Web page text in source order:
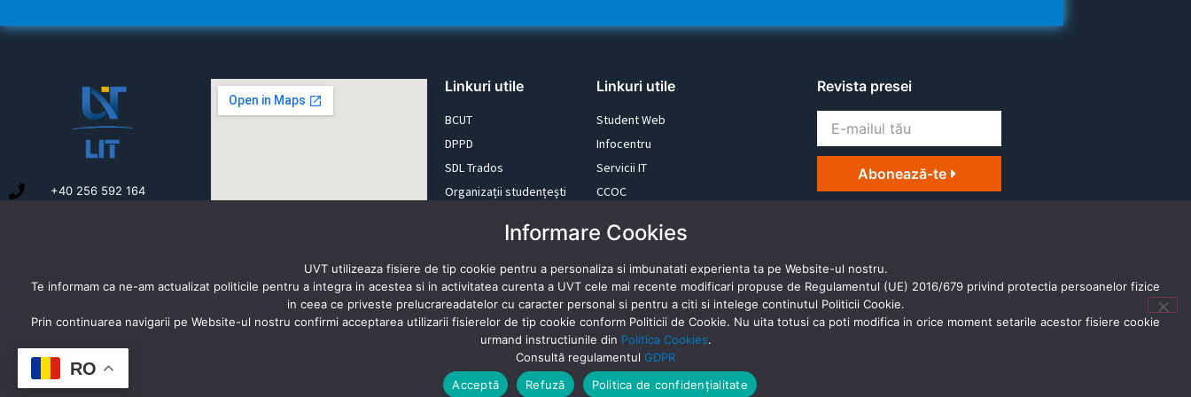
+40 256 592 164
România
Linkuri utile
BCUT
DPPD
SDL Trados
Organizații studențești
Fundația UVT
Newsletter
Linkuri utile
Student Web
Infocentru
Servicii IT
CCOC
E-learning
Resurse Online
Revista presei
Abonează-te
© Universitatea de Vest din Timișoara 2024 SitemapPolitica cookies a UVTPolitica de confidențialitate
RO
Informare Cookies
UVT utilizeaza fisiere de tip cookie pentru a personaliza si imbunatati experienta ta pe Website-ul nostru.
Te informam ca ne-am actualizat politicile pentru a integra in acestea si in activitatea curenta a UVT cele mai recente modificari propuse de Regulamentul (UE) 2016/679 privind protectia persoanelor fizice
in ceea ce priveste prelucrareadatelor cu caracter personal si pentru a citi si intelege continutul Politicii Cookie.
Prin continuarea navigarii pe Website-ul nostru confirmi acceptarea utilizarii fisierelor de tip cookie conform Politicii de Cookie. Nu uita totusi ca poti modifica in orice moment setarile acestor fisiere cookie
urmand instructiunile din Politica Cookies.
Consultă regulamentul GDPR
Acceptă
Refuză Politica de confidențialitate